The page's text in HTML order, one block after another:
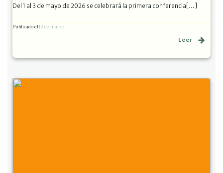
Del 1 al 3 de mayo de 2026 se celebrará la primera conferencia[…]
Publicado el12 de marzo
Leer